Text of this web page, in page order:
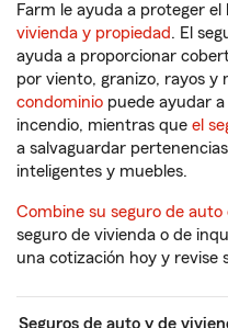
Farm le ayuda a proteger
vivienda y propiedad. El
ayuda a proporcionar
por viento, granizo, rayos y
condominio puede ayudar
incendio, mientras que el
a salvaguardar
inteligentes y muebles.
Combine su seguro de auto
seguro de vivienda o de
una cotización hoy y revise
Seguros de auto y de